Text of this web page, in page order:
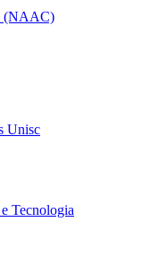
(NAAC)
Unisc
Tecnologia